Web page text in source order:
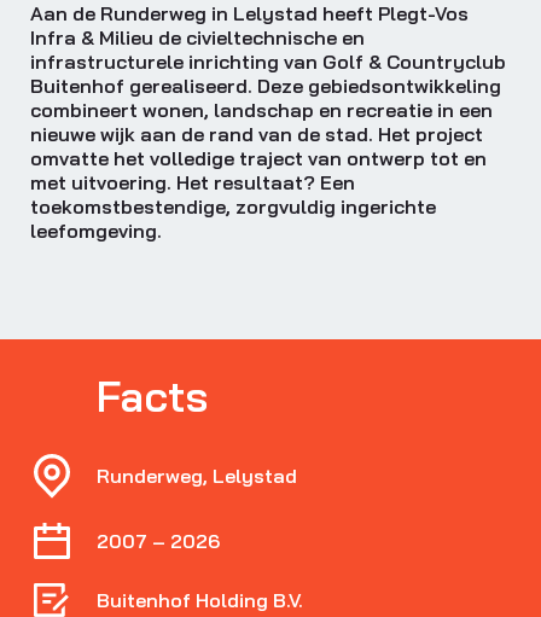
Aan de Runderweg in Lelystad heeft Plegt-Vos
Infra & Milieu de civieltechnische en
infrastructurele inrichting van Golf & Countryclub
Buitenhof gerealiseerd. Deze gebiedsontwikkeling
combineert wonen, landschap en recreatie in een
nieuwe wijk aan de rand van de stad. Het project
omvatte het volledige traject van ontwerp tot en
met uitvoering. Het resultaat? Een
toekomstbestendige, zorgvuldig ingerichte
leefomgeving.
Facts
Runderweg, Lelystad
2007 – 2026
Buitenhof Holding B.V.